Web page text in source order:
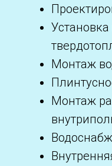
Монтаж
Монтаж